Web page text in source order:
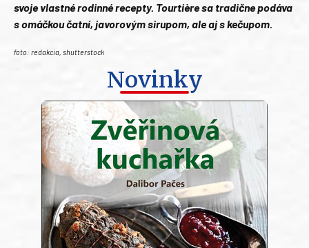
svoje vlastné rodinné recepty. Tourtière sa tradične podáva
s omáčkou čatní, javorovým sirupom, ale aj s kečupom.
foto: redakcia, shutterstock
Novinky